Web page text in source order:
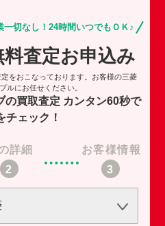
一切なし！24時間いつでもＯＫ♪
料査定お申込み
をおこなっております。お客様の三菱
ルにお任せください。
の買取査定 カンタン60秒で
チェック！
詳細 お客様情報